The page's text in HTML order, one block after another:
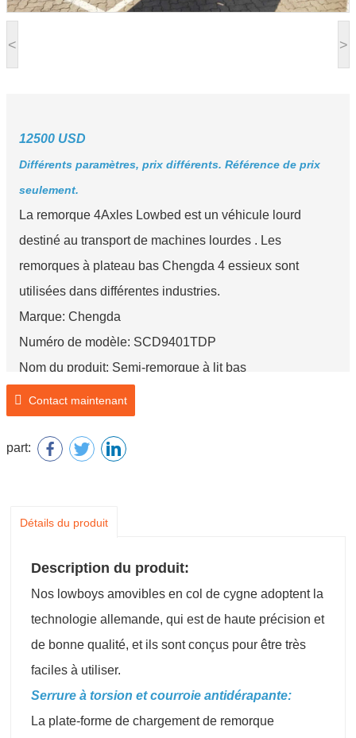
< >
12500 USD
Différents paramètres, prix différents. Référence de prix
seulement.
La remorque 4Axles Lowbed est un véhicule lourd
destiné au transport de machines lourdes . Les
remorques à plateau bas Chengda 4 essieux sont
utilisées dans différentes industries.
Marque: Chengda
Numéro de modèle: SCD9401TDP
Nom du produit: Semi-remorque à lit bas
Contact maintenant
part:
Détails du produit
Description du produit:
Nos lowboys amovibles en col de cygne adoptent la
technologie allemande, qui est de haute précision et
de bonne qualité, et ils sont conçus pour être très
faciles à utiliser.
Serrure à torsion et courroie antidérapante:
La plate-forme de chargement de remorque